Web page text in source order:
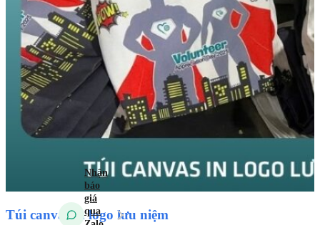
đay – Linen
Mẫu Túi Vải 2026
Tin tức
Kiến Thức Túi Vải
Kiến Thức In Túi
Liên hệ
Túi canvas in logo lưu niệm